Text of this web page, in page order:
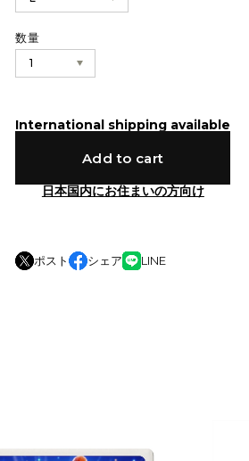
数量
International shipping available
Add to cart
日本国内にお住まいの方向け
ポスト シェア LINE